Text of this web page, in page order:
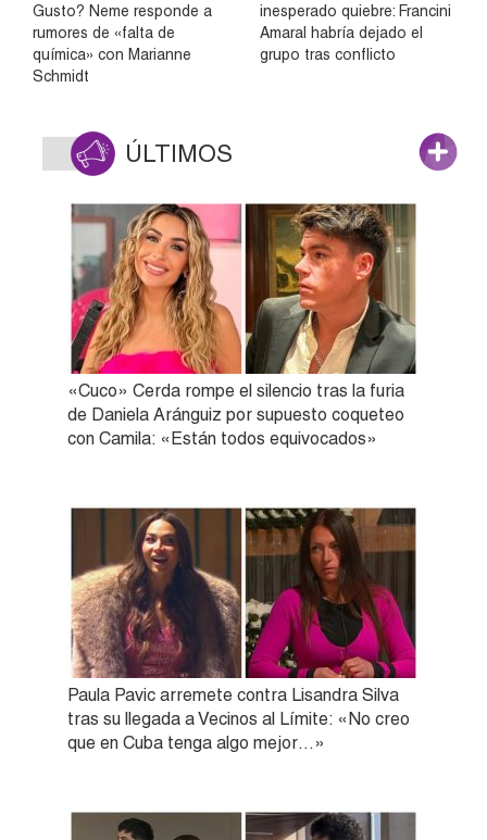
Gusto? Neme responde a
rumores de «falta de
química» con Marianne
Schmidt
inesperado quiebre: Francini
Amaral habría dejado el
grupo tras conflicto
ÚLTIMOS
«Cuco» Cerda rompe el silencio tras la furia
de Daniela Aránguiz por supuesto coqueteo
con Camila: «Están todos equivocados»
Paula Pavic arremete contra Lisandra Silva
tras su llegada a Vecinos al Límite: «No creo
que en Cuba tenga algo mejor…»